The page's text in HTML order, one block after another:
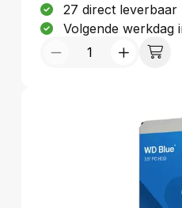
27 direct leverbaar
Volgende werkdag